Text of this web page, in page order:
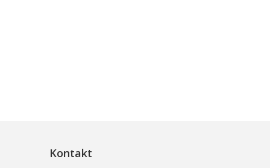
Kontakt